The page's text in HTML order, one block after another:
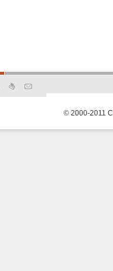
© 2000-2011